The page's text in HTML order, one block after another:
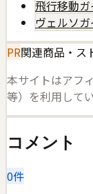
飛行移動ガ
ヴェルソガ
PR関連商品・ス
本サイトはアフ
等）を利用してい
コメント
0件